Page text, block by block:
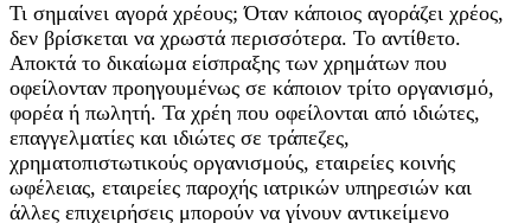
Τι σημαίνει αγορά χρέους; Όταν κάποιος αγοράζει χρέος,
δεν βρίσκεται να χρωστά περισσότερα. Το αντίθετο.
Αποκτά το δικαίωμα είσπραξης των χρημάτων που
οφείλονταν προηγουμένως σε κάποιον τρίτο οργανισμό,
φορέα ή πωλητή. Τα χρέη που οφείλονται από ιδιώτες,
επαγγελματίες και ιδιώτες σε τράπεζες,
χρηματοπιστωτικούς οργανισμούς, εταιρείες κοινής
ωφέλειας, εταιρείες παροχής ιατρικών υπηρεσιών και
άλλες επιχειρήσεις μπορούν να γίνουν αντικείμενο